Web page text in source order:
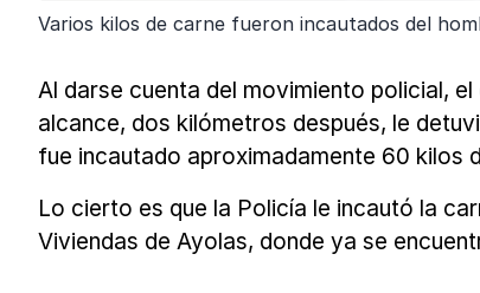
Varios kilos de carne fueron incautados del
Al darse cuenta del movimiento policial,
alcance, dos kilómetros después, le
fue incautado aproximadamente 60 kilos
Lo cierto es que la Policía le incautó la
Viviendas de Ayolas, donde ya se